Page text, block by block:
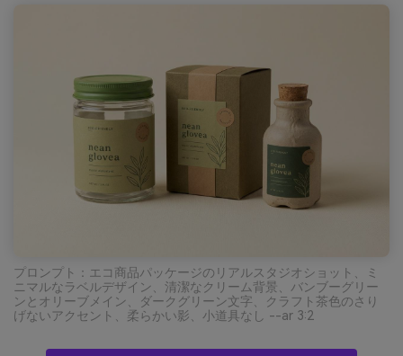
プロンプト：エコ商品パッケージのリアルスタジオショット、ミ
ニマルなラベルデザイン、清潔なクリーム背景、バンブーグリー
ンとオリーブメイン、ダークグリーン文字、クラフト茶色のさり
げないアクセント、柔らかい影、小道具なし --ar 3:2